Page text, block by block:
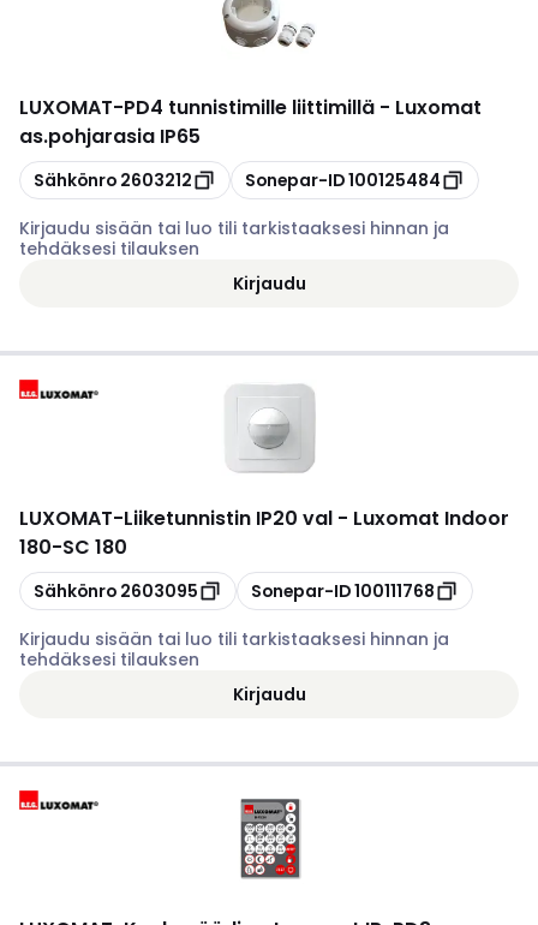
LUXOMAT-PD4 tunnistimille liittimillä - Luxomat
as.pohjarasia IP65
Kopioi
Sähkönro 2603212 Kopioi
Sonepar-ID100125484
Kirjaudu sisään tai luo tili tarkistaaksesi hinnan ja
tehdäksesi tilauksen
Kirjaudu
LUXOMAT-Liiketunnistin IP20 val - Luxomat Indoor
180-SC 180
Kopioi
Sähkönro 2603095 Kopioi
Sonepar-ID100111768
Kirjaudu sisään tai luo tili tarkistaaksesi hinnan ja
tehdäksesi tilauksen
Kirjaudu